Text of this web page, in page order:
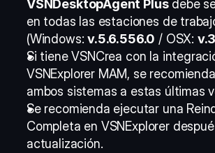
VSNDesktopAgent Plus debe
en todas las estaciones de
(Windows: v.5.6.556.0 / OSX:
Si tiene VSNCrea con la
VSNExplorer MAM, se
ambos sistemas a estas últimas
Se recomienda ejecutar una
Completa en VSNExplorer
actualización.